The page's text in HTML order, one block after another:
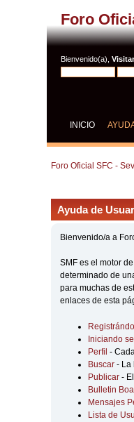
Foro
Bienvenido(a),
INICIO
Foro Oficial SFC -
Ayuda de
Bienvenido/a a
SMF es el motor
determinado de
para muchas de
enlaces de esta
Iniciando
Perfil -
Buscar- La
Publicar- El
Bulletin
Mensajes
Lista de